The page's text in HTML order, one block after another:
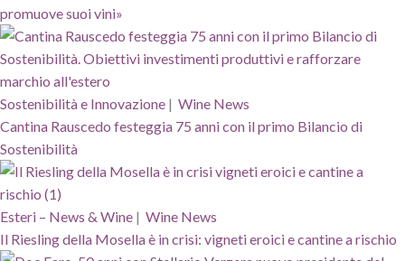
promuove suoi vini»
Sostenibilità e Innovazione | Wine News
Cantina Rauscedo festeggia 75 anni con il primo Bilancio di
Sostenibilità
Esteri – News & Wine | Wine News
Il Riesling della Mosella è in crisi: vigneti eroici e cantine a rischio